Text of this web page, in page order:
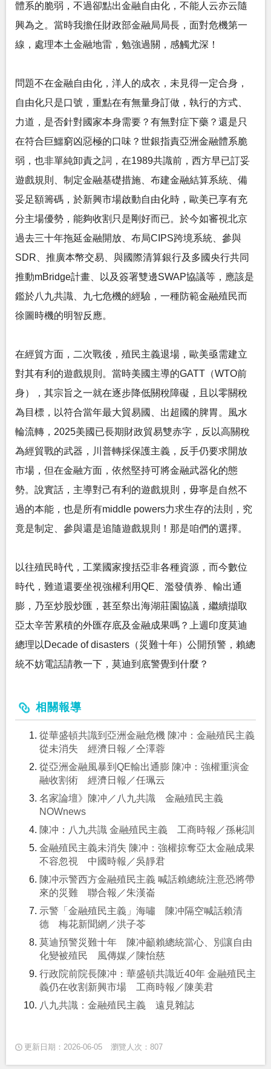
體系的脆弱，不過卻點出金融自由化，不能人云亦云隨
興為之。當時我擔任財政部金融局局長，面對危機第一
線，處理本土金融地雷，勉強過關，感觸尤深！
問題不在金融自由化，洋人的成衣，未見得一定合身，
自由化只是口號，重點在有無量身訂做，執行的方式、
力道，是否針對國家本身需要？有無對症下藥？還是只
在符合巨鱷窮凶惡極的口味？世銀指責亞洲金融體系脆
弱，也非單純卸責之詞，在1989共識前，西方早已訂妥
遊戲規則、制定金融基礎措施、布建金融結算系統、備
妥足額籌碼，於新興市場啟動自由化時，歐美已享有充
分主場優勢，能夠收割只是剛好而已。於今如審視北京
過去三十年拖延金融開放、布局CIPS跨境系統、參與
SDR、推廣本幣交易、與國際清算銀行及多國央行共同
推動mBridge計畫、以及簽署雙邊SWAP協議等，應該是
鑑於八九共識、九七危機的經驗，一種防範金融殖民而
徐圖時機的明智反應。
在經貿方面，二次戰後，殖民主義退場，歐美亟需建立
對其有利的遊戲規則。當時美國主導的GATT（WTO前
身），其宗旨之一就在逐步降低關稅障礙，且以零關稅
為目標，以符合當年最大貿易國、出超國的脾胃。風水
輪流轉，2025美國已長期財政貿易雙赤字，反以高關稅
為經貿戰的武器，川普轉採保護主義，反手仍要求開放
市場，但在金融方面，依然堅持可將金融武器化的態
勢。說實話，主導對己有利的遊戲規則，毋寧是自然不
過的本能，也是所有middle powers力求生存的法則，究
竟是制定、參與還是追隨遊戲規則！那是咱們的選擇。
以往殖民時代，工業國家搜括亞非各種資源，而今數位
時代，難道還要坐視強權利用QE、濫發債券、輸出通
膨，乃至炒股炒匯，甚至祭出海湖莊園協議，繼續擷取
亞太辛苦累積的外匯存底及金融成果嗎？上週印度莫迪
總理以Decade of disasters（災難十年）公開預警，賴總
統不妨電話請教一下，莫迪到底警覺到什麼？
相關報導
從華盛頓共識到亞洲金融危機 陳冲：金融殖民主義
從未消失 經濟日報／仝澤蓉
從亞洲金融風暴到QE輸出通膨 陳冲：強權重演金
融收割術 經濟日報／任珮云
名家論壇》陳冲／八九共識 金融殖民主義
NOWnews
陳冲：八九共識 金融殖民主義 工商時報／孫彬訓
金融殖民主義未消失 陳冲：強權掠奪亞太金融成果
不容忽視 中國時報／吳靜君
陳冲示警西方金融殖民主義 喊話賴總統注意恐將帶
來的災難 聯合報／朱漢崙
示警「金融殖民主義」海嘯 陳冲隔空喊話賴清
德 梅花新聞網／洪子苓
莫迪預警災難十年 陳冲籲賴總統當心、別讓自由
化變被殖民 風傳媒／陳怡慈
行政院前院長陳冲：華盛頓共識近40年 金融殖民主
義仍在收割新興市場 工商時報／陳美君
八九共識：金融殖民主義 遠見雜誌
更新日期：2026-06-05 瀏覽人次：807